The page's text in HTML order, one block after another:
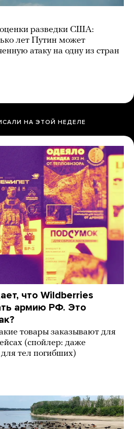
разведки США:
лет Путин может
атаку на одну из стран
НА ЭТОЙ НЕДЕЛЕ
что Wildberries
армию РФ. Это
товары заказывают для
(спойлер: даже
тел погибших)